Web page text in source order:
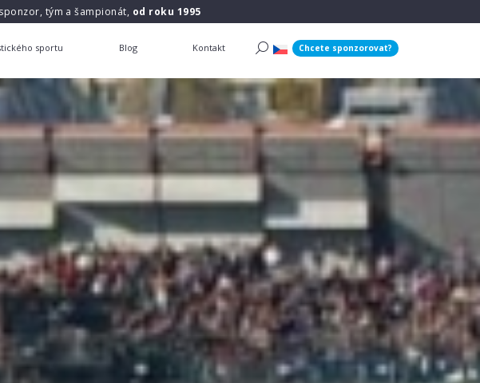
tým a šampionát, od roku 1995
sportu Blog Kontakt Chcete sponzorovat?